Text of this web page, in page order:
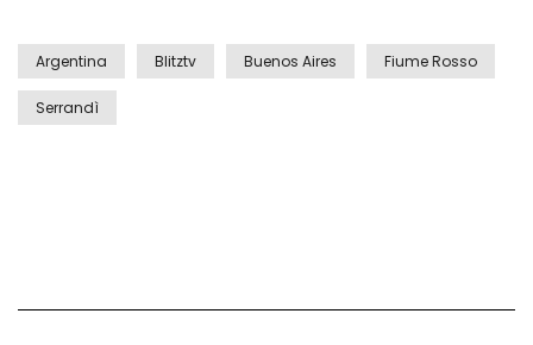
Il gelo estremo crea un vulcano
Argentina Blitztv Buenos Aires Fiume Rosso
Serrandì